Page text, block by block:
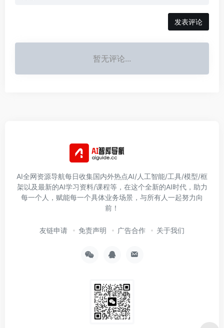
发表评论
暂无评论...
AI全网资源导航每日收集国内外热点AI/人工智能/工具/模型/框
架以及最新的AI学习资料/课程等，在这个全新的AI时代，助力
每一个人，赋能每一个具体业务场景，与所有人一起努力向
前！
友链申请 免责声明 广告合作 关于我们